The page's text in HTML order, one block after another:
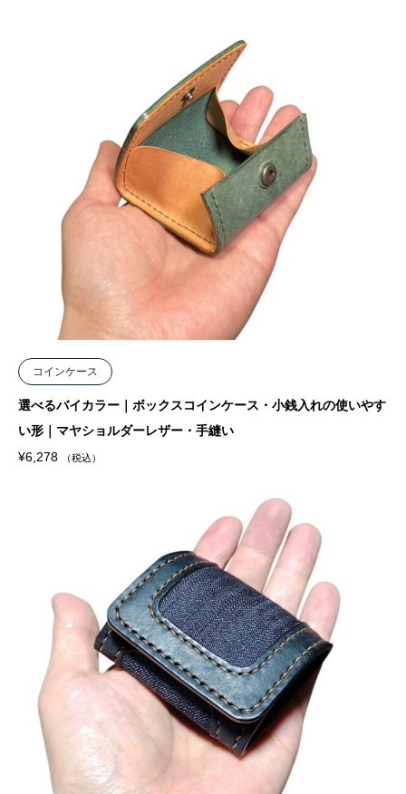
コインケース
選べるバイカラー｜ボックスコインケース・小銭入れの使いやす
い形｜マヤショルダーレザー・手縫い
¥6,278 （税込）